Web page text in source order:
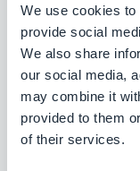
We use cookies
provide social
We also share
our social media,
may combine it
provided to them
of their services.